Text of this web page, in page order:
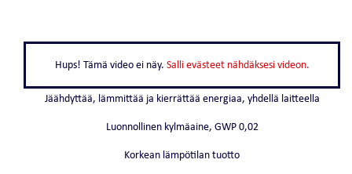
Hups! Tämä video ei näy. Salli evästeet nähdäksesi videon.
Jäähdyttää, lämmittää ja kierrättää energiaa, yhdellä laitteella
Luonnollinen kylmäaine, GWP 0,02
Korkean lämpötilan tuotto